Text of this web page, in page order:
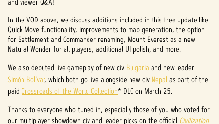
c
e
p
t
&
P
and viewer Q&A!
In the VOD above, we discuss additions included in this free update like
Quick Move functionality, improvements to map generation, the option
for Settlement and Commander renaming, Mount Everest as a new
Natural Wonder for all players, additional UI polish, and more.
We also debuted live gameplay of new civ Bulgaria and new leader
Simón Bolívar, which both go live alongside new civ Nepalas part of the
paid Crossroads of the World Collection* DLC on March 25.
Thanks to everyone who tuned in, especially those of you who voted for
our multiplayer showdown civ and leader picks on the official Civilization